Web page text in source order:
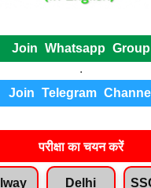
Join Whatsapp Group
.
Join Telegram Channel
परीक्षा का चयन करें
Delhi